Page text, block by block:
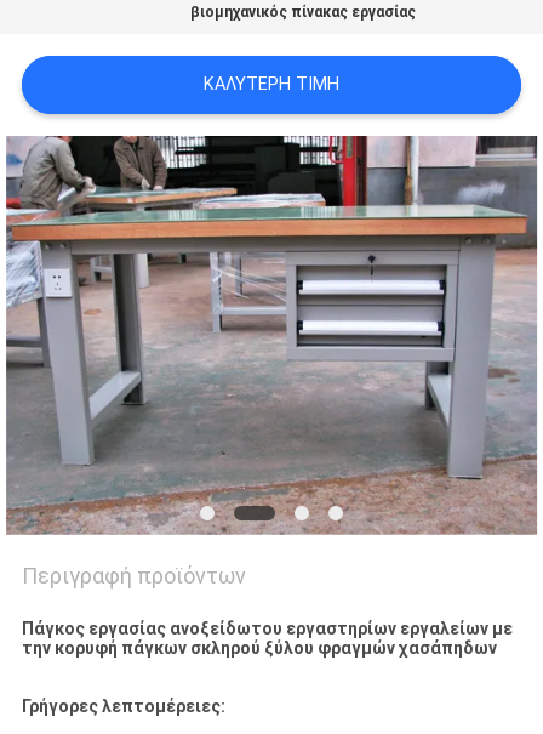
PRIVACY
POLICY
βιομηχανικός πίνακας εργασίας
ΚΑΛΎΤΕΡΗ ΤΙΜΉ
Περιγραφή προϊόντων
Πάγκος εργασίας ανοξείδωτου εργαστηρίων εργαλείων με
την κορυφή πάγκων σκληρού ξύλου φραγμών χασάπηδων
Γρήγορες λεπτομέρειες: